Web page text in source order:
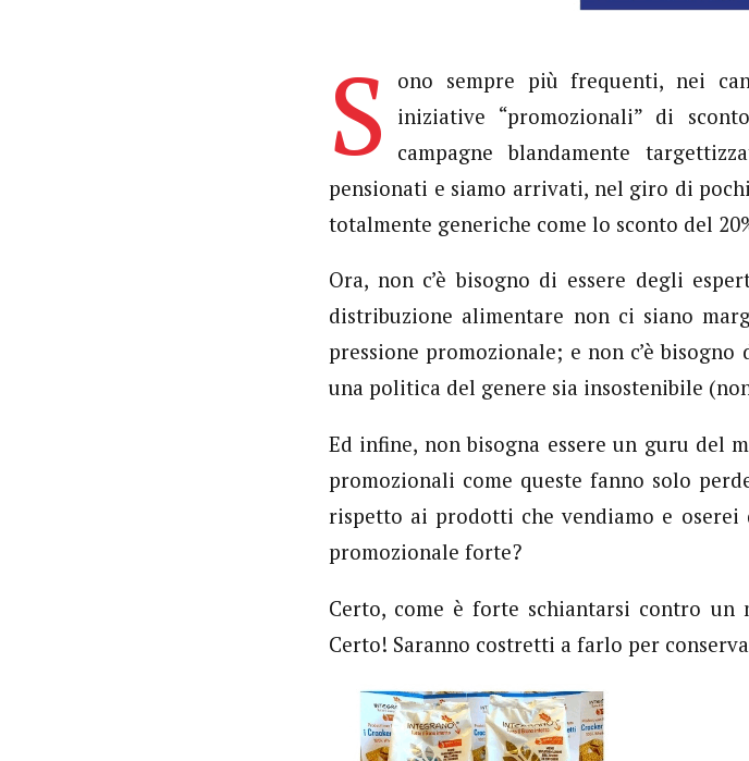
S
ono sempre più frequenti, nei
iniziative “promozionali” di
campagne blandamente
pensionati e siamo arrivati, nel giro di
totalmente generiche come lo sconto del
Ora, non c’è bisogno di essere degli
distribuzione alimentare non ci siano
pressione promozionale; e non c’è
una politica del genere sia insostenibile
Ed infine, non bisogna essere un guru del
promozionali come queste fanno solo
rispetto ai prodotti che vendiamo e
promozionale forte?
Certo, come è forte schiantarsi contro
Certo! Saranno costretti a farlo per